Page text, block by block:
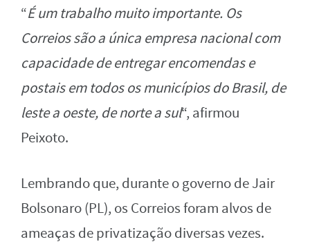
“É um trabalho muito importante. Os
Correios são a única empresa nacional com
capacidade de entregar encomendas e
postais em todos os municípios do Brasil, de
leste a oeste, de norte a sul“, afirmou
Peixoto.
Lembrando que, durante o governo de Jair
Bolsonaro (PL), os Correios foram alvos de
ameaças de privatização diversas vezes.